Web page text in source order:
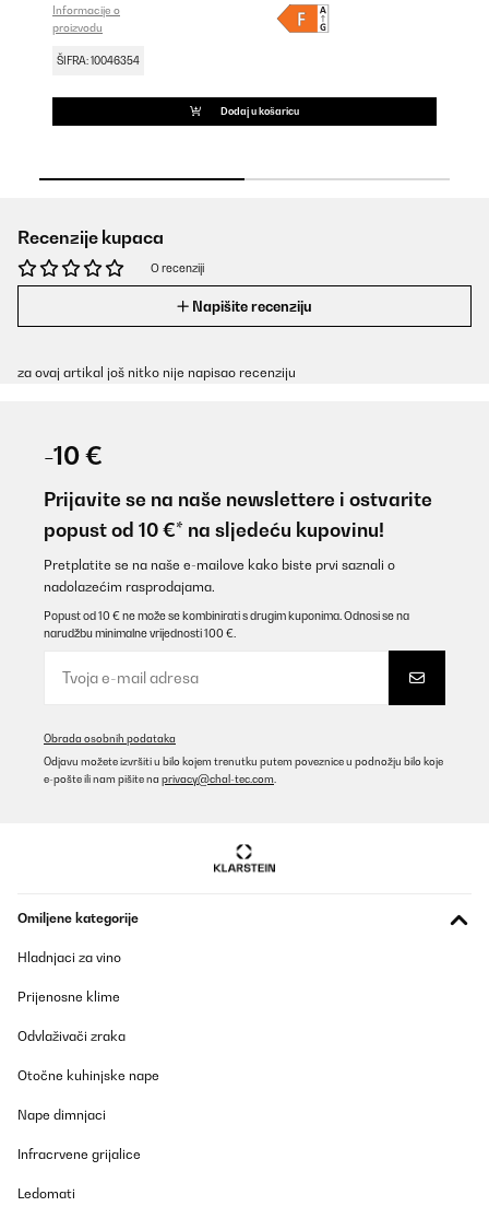
Informacije o
proizvodu
ŠIFRA: 10046354
Dodaj u košaricu
Recenzije kupaca
O recenziji
Napišite recenziju
za ovaj artikal još nitko nije napisao recenziju
-10 €
Prijavite se na naše newslettere i ostvarite
popust od 10 €* na sljedeću kupovinu!
Pretplatite se na naše e-mailove kako biste prvi saznali o
nadolazećim rasprodajama.
Popust od 10 € ne može se kombinirati s drugim kuponima. Odnosi se na
narudžbu minimalne vrijednosti 100 €.
Obrada osobnih podataka
Odjavu možete izvršiti u bilo kojem trenutku putem poveznice u podnožju bilo koje
e-pošte ili nam pišite na privacy@chal-tec.com
Omiljene kategorije
Hladnjaci za vino
Prijenosne klime
Odvlaživači zraka
Otočne kuhinjske nape
Nape dimnjaci
Infracrvene grijalice
Ledomati